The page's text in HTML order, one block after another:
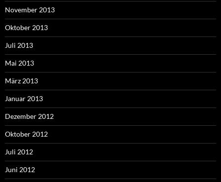
November 2013
Oktober 2013
Juli 2013
Mai 2013
März 2013
Januar 2013
Dezember 2012
Oktober 2012
Juli 2012
Juni 2012